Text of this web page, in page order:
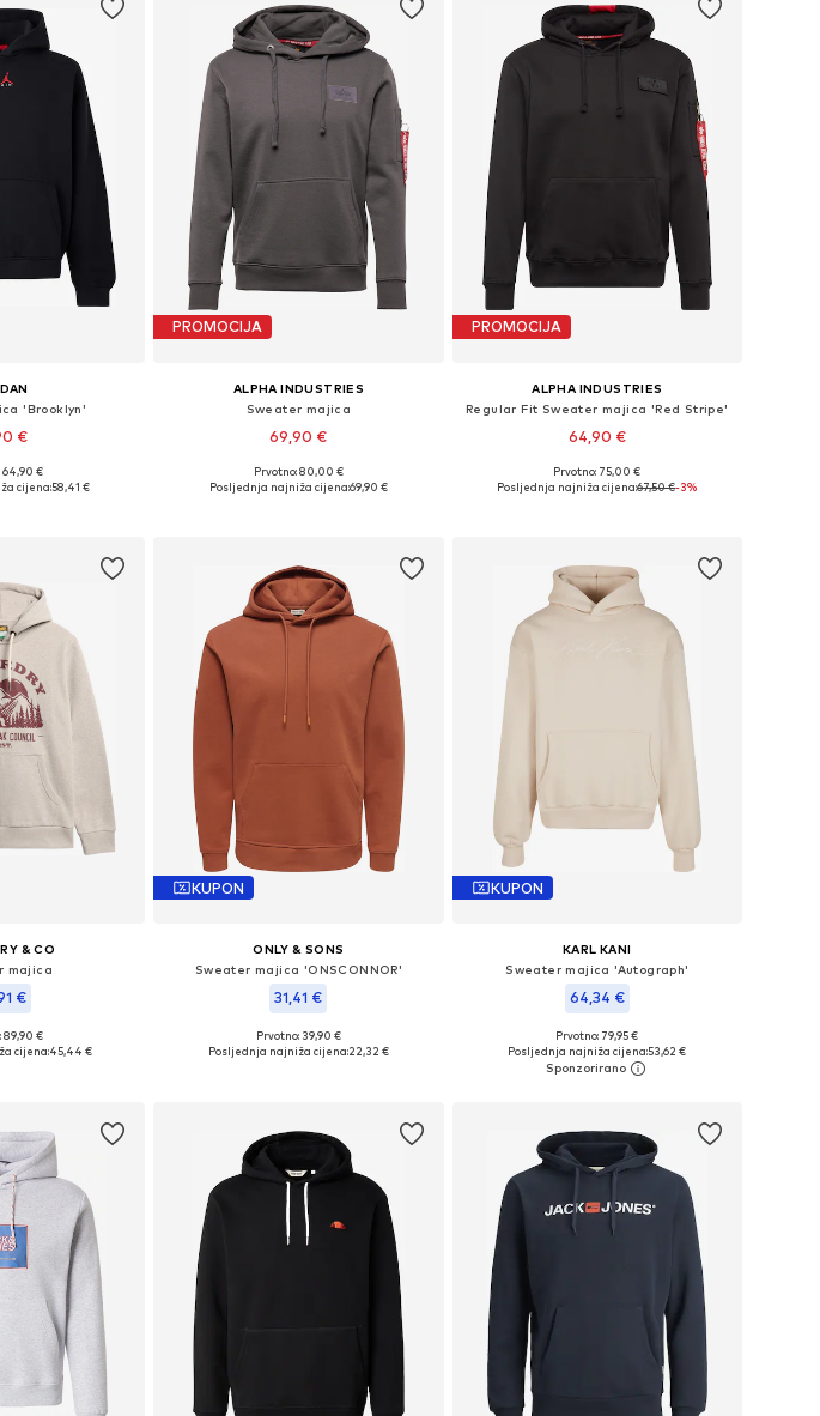
'Brooklyn'
€
S, M, L, XL, XXL
64,90 €
cijena:58,41 €
PROMOCIJA
ALPHA INDUSTRIES
Sweater majica
69,90 €
+6
Dostupne veličine: S, M, L, XL
Prvotno: 80,00 €
Posljednja najniža cijena:69,90 €
PROMOCIJA
ALPHA INDUSTRIES
Regular Fit Sweater majica 'Red Stripe'
64,90 €
Dostupne veličine: S, M, L, XL
Prvotno: 75,00 €
Posljednja najniža cijena:67,50 €-3%
& CO
majica
€
S, M, L, XL, XXL
89,90 €
cijena:45,44 €
KUPON
ONLY & SONS
Sweater majica 'ONSCONNOR'
31,41 €
+11
Dostupne veličine: XS, S, M, L, XL, XXL
Prvotno: 39,90 €
Posljednja najniža cijena:22,32 €
KUPON
KARL KANI
Sweater majica 'Autograph'
64,34 €
Dostupne veličine: XXS, XS, S, M, L
Dodaj u košaricu
Prvotno: 79,95 €
Posljednja najniža cijena:53,62 €